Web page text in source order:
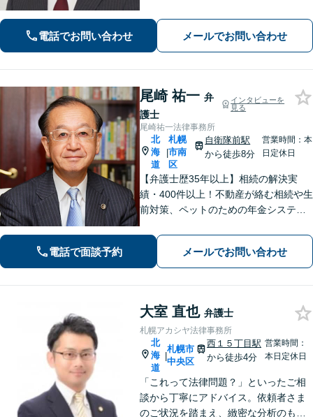
数！悩まないで気軽にご相談ください
【初回面談無料】【夜間土日対応】
電話でお問い合わせ メールでお問い合わせ
尾崎 祐一 弁
護士
インタビューを
見る
尾崎祐一法律事務所
北
海
道
|
札幌
市南
区
自衛隊前駅
から徒歩8分
営業時間：本
日定休日
【弁護士歴35年以上】相続の解決実
績・400件以上！不動産が絡む相続や生
前対策、ペットのための年金システム
金・刑事事件・不動産トラブルなど幅
広く対応。依頼者の背景に潜む原因を
しっかり把握することを心がけていま
す。
電話で面談予約 メールでお問い合わせ
大室 直也 弁護士
札幌アカシヤ法律事務所
北
海
道
|
札幌市
中央区
西１５丁目駅
から徒歩4分
営業時間：
本日定休日
「これって法律問題？」といったご相
談から丁寧にアドバイス。依頼者さま
のご状況を踏まえ、緻密な分析のもと